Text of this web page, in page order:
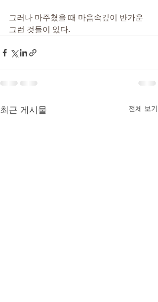
그러나 마주쳤을 때 마음속깊이 반가운
그런 것들이 있다.
최근 게시물 전체 보기